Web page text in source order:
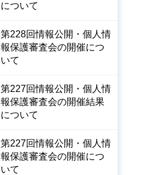
について
第228回情報公開・個人情
報保護審査会の開催につ
いて
第227回情報公開・個人情
報保護審査会の開催結果
について
第227回情報公開・個人情
報保護審査会の開催につ
いて